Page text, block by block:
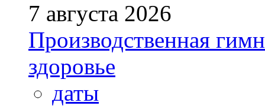
7 августа 2026
Производственная
здоровье
даты